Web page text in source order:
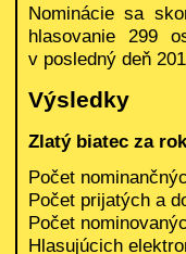
Nominácie sa
hlasovanie 299
v posledný deň
Výsledky
Zlatý biatec za
Počet
Počet prijatých a
Počet
Hlasujúcich